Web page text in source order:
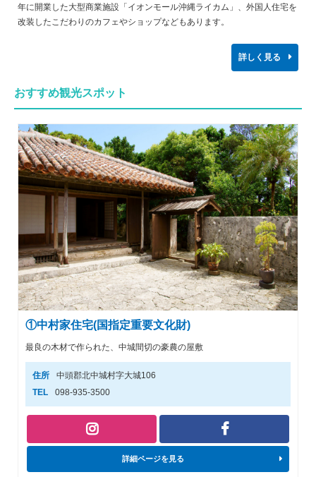
年に開業した大型商業施設「イオンモール沖縄ライカム」、外国人住宅を
改装したこだわりのカフェやショップなどもあります。
詳しく見る
おすすめ観光スポット
①中村家住宅(国指定重要文化財)
最良の木材で作られた、中城間切の豪農の屋敷
住所
中頭郡北中城村字大城106
TEL
098-935-3500
詳細ページを見る